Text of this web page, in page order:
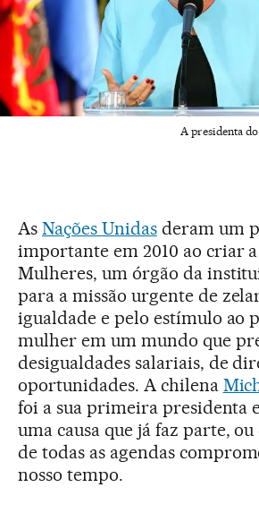
A presidenta
As Nações Unidasderam um
importante em 2010 ao criar
Mulheres, um órgão da
para a missão urgente de
igualdade e pelo estímulo ao
mulher em um mundo que
desigualdades salariais, de
oportunidades. A chilena
foi a sua primeira presidenta
uma causa que já faz parte,
de todas as agendas
nosso tempo.